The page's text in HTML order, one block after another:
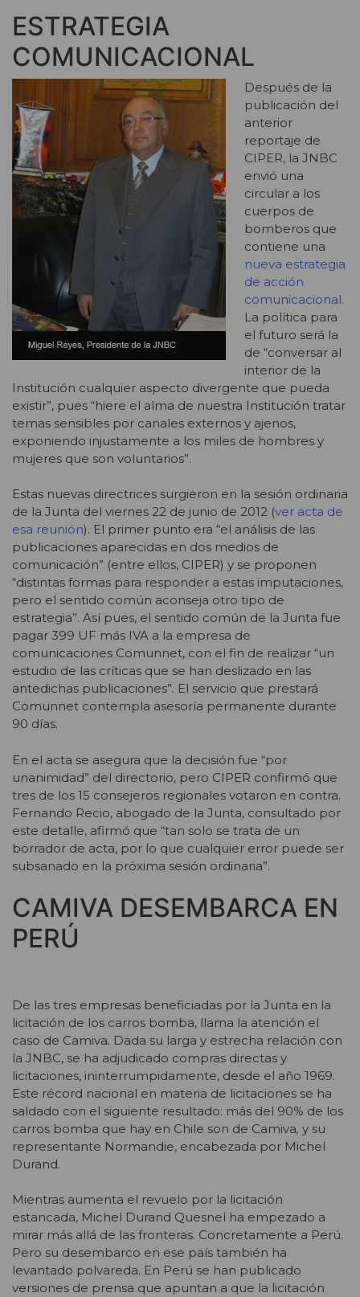
ESTRATEGIA
COMUNICACIONAL
Después de la
publicación del
anterior
reportaje de
CIPER, la JNBC
envió una
circular a los
cuerpos de
bomberos que
contiene una
nueva estrategia
de acción
comunicacional.
La política para
el futuro será la
de “conversar al
interior de la
Institución cualquier aspecto divergente que pueda
existir”, pues “hiere el alma de nuestra Institución tratar
temas sensibles por canales externos y ajenos,
exponiendo injustamente a los miles de hombres y
mujeres que son voluntarios”.
Estas nuevas directrices surgieron en la sesión ordinaria
de la Junta del viernes 22 de junio de 2012 (ver acta de
esa reunión). El primer punto era “el análisis de las
publicaciones aparecidas en dos medios de
comunicación” (entre ellos, CIPER) y se proponen
“distintas formas para responder a estas imputaciones,
pero el sentido común aconseja otro tipo de
estrategia”. Así pues, el sentido común de la Junta fue
pagar 399 UF más IVA a la empresa de
comunicaciones Comunnet, con el fin de realizar “un
estudio de las críticas que se han deslizado en las
antedichas publicaciones”. El servicio que prestará
Comunnet contempla asesoría permanente durante
90 días.
En el acta se asegura que la decisión fue “por
unanimidad” del directorio, pero CIPER confirmó que
tres de los 15 consejeros regionales votaron en contra.
Fernando Recio, abogado de la Junta, consultado por
este detalle, afirmó que “tan solo se trata de un
borrador de acta, por lo que cualquier error puede ser
subsanado en la próxima sesión ordinaria”.
CAMIVA DESEMBARCA EN
PERÚ
De las tres empresas beneficiadas por la Junta en la
licitación de los carros bomba, llama la atención el
caso de Camiva. Dada su larga y estrecha relación con
la JNBC, se ha adjudicado compras directas y
licitaciones, ininterrumpidamente, desde el año 1969.
Este récord nacional en materia de licitaciones se ha
saldado con el siguiente resultado: más del 90% de los
carros bomba que hay en Chile son de Camiva, y su
representante Normandie, encabezada por Michel
Durand.
Mientras aumenta el revuelo por la licitación
estancada, Michel Durand Quesnel ha empezado a
mirar más allá de las fronteras. Concretamente a Perú.
Pero su desembarco en ese país también ha
levantado polvareda. En Perú se han publicado
versiones de prensa que apuntan a que la licitación